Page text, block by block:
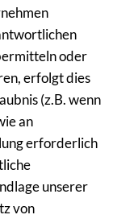
oder
erfolgt dies
(z.B. wenn
an
erforderlich
unserer
von